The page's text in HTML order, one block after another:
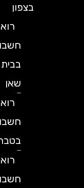
בצפון
רואה
חשבון
בבית
רואה
חשבון
בטבריה
רואה
חשבון